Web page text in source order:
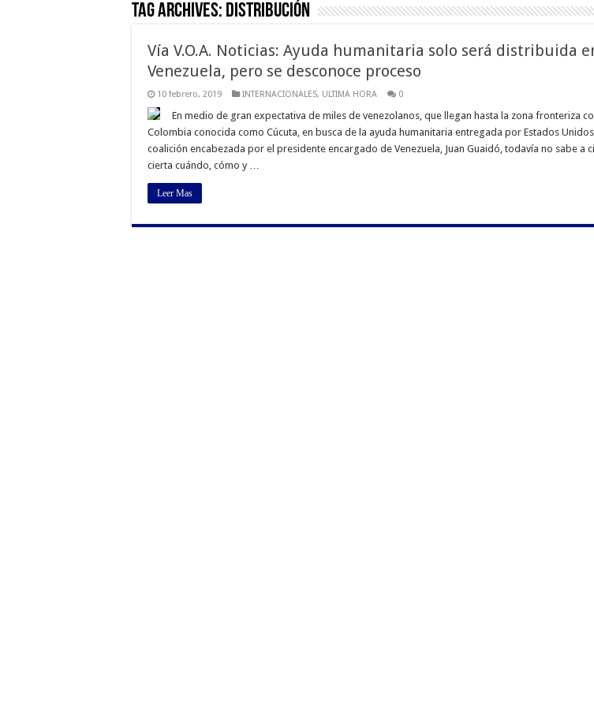
Tag Archives: Distribución
Vía V.O.A. Noticias: Ayuda humanitaria solo será distribuida
Venezuela, pero se desconoce proceso
10 febrero, 2019 INTERNACIONALES, ULTIMA HORA 0
En medio de gran expectativa de miles de venezolanos, que llegan hasta la zona fronteriza
Colombia conocida como Cúcuta, en busca de la ayuda humanitaria entregada por Estados
coalición encabezada por el presidente encargado de Venezuela, Juan Guaidó, todavía no sabe a
cierta cuándo, cómo y …
Leer Mas